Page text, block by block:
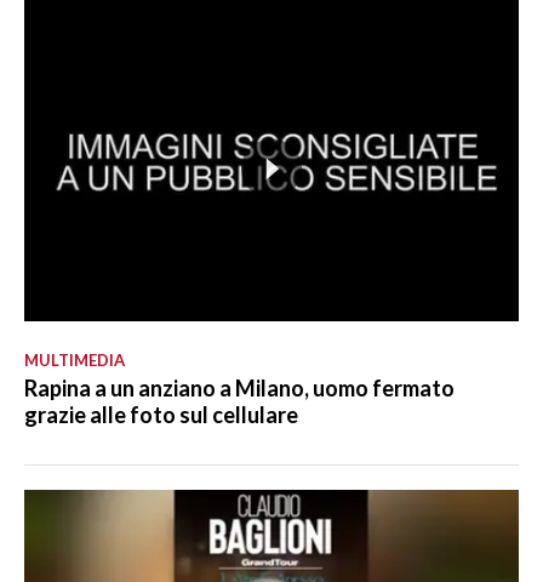
MULTIMEDIA
Rapina a un anziano a Milano, uomo fermato
grazie alle foto sul cellulare